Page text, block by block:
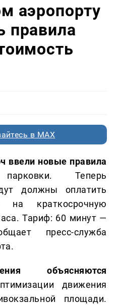
аэропорту
правила
в MAX
ввели новые правила
Теперь
должны оплатить
на краткосрочную
Тариф: 60 минут —
пресс-служба
объясняются
движения
площади.